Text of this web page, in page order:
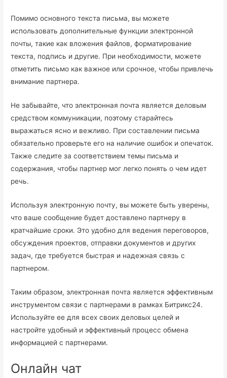
Помимо основного текста письма, вы можете
использовать дополнительные функции электронной
почты, такие как вложения файлов, форматирование
текста, подпись и другие. При необходимости, можете
отметить письмо как важное или срочное, чтобы привлечь
внимание партнера.
Не забывайте, что электронная почта является деловым
средством коммуникации, поэтому старайтесь
выражаться ясно и вежливо. При составлении письма
обязательно проверьте его на наличие ошибок и опечаток.
Также следите за соответствием темы письма и
содержания, чтобы партнер мог легко понять о чем идет
речь.
Используя электронную почту, вы можете быть уверены,
что ваше сообщение будет доставлено партнеру в
кратчайшие сроки. Это удобно для ведения переговоров,
обсуждения проектов, отправки документов и других
задач, где требуется быстрая и надежная связь с
партнером.
Таким образом, электронная почта является эффективным
инструментом связи с партнерами в рамках Битрикс24.
Используйте ее для всех своих деловых целей и
настройте удобный и эффективный процесс обмена
информацией с партнерами.
Онлайн чат